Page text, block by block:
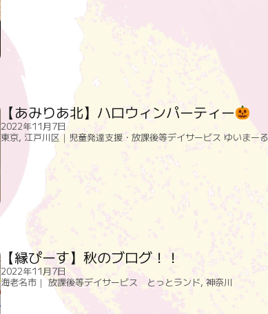
【あみりあ北】ハロウィンパーティー
2022年11月7日
東京, 江戸川区｜児童発達支援・放課後等デイサービス ゆいまーる
【縁ぴーす】秋のブログ！！
2022年11月7日
海老名市｜ 放課後等デイサービス とっとランド, 神奈川